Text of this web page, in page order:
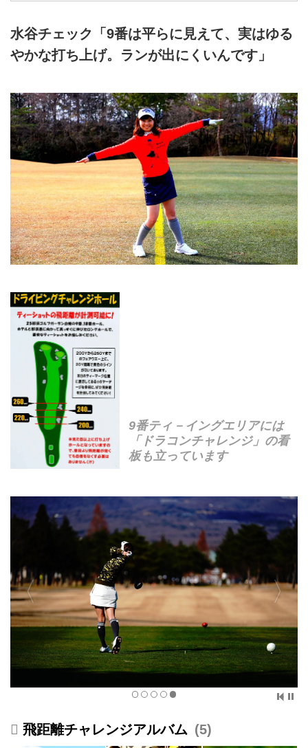
水谷チェック「9番は平らに見えて、実はゆる
やかな打ち上げ。ランが出にくいんです」
9番ティ－イングエリアには
「ドラコンチャレンジ」の看
板も立っています
飛距離チャレンジアルバム 5